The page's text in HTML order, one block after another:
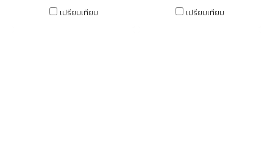
กระจ่างใส เรียบเนียน นอกจากนี้ยัง
เปรียบเทียบ
ความมันบนผิวหน้า บรรเทาอาการ
เปรียบเทียบ